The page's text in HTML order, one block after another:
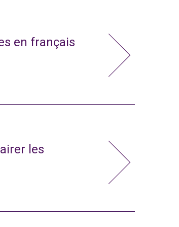
en français
les